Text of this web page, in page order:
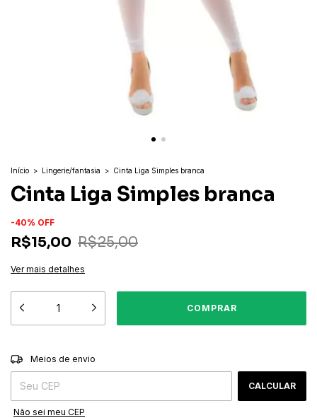
Início > Lingerie/fantasia > Cinta Liga Simples branca
Cinta Liga Simples branca
-40% OFF
R$15,00 R$25,00
Ver mais detalhes
Entregas para o CEP:
Meios de envio
CALCULAR
Não sei meu CEP